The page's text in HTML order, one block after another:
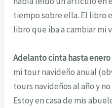
tiempo sobre ella. El libro
libro que iba a cambiar mi
Adelanto cinta hasta enero
mi tour navideño anual
tours navideños al año y
Estoy en casa de mis